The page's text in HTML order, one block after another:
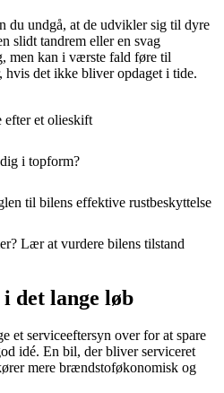
du undgå, at de udvikler sig til dyre
slidt tandrem eller en svag
men kan i værste fald føre til
hvis det ikke bliver opdaget i tide.
efter et olieskift
i topform?
til bilens effektive rustbeskyttelse
Lær at vurdere bilens tilstand
det lange løb
et serviceeftersyn over for at spare
idé. En bil, der bliver serviceret
mere brændstoføkonomisk og